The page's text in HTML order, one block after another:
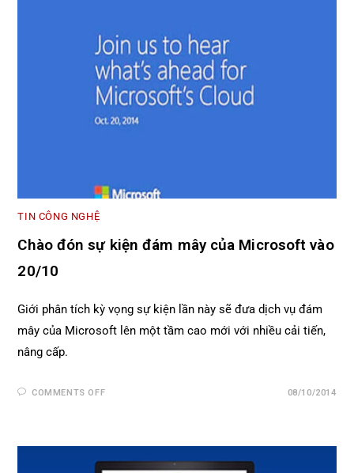
TIN CÔNG NGHỆ
Chào đón sự kiện đám mây của Microsoft vào
20/10
Giới phân tích kỳ vọng sự kiện lần này sẽ đưa dịch vụ đám
mây của Microsoft lên một tầm cao mới với nhiều cải tiến,
nâng cấp.
COMMENTS OFF 08/10/2014